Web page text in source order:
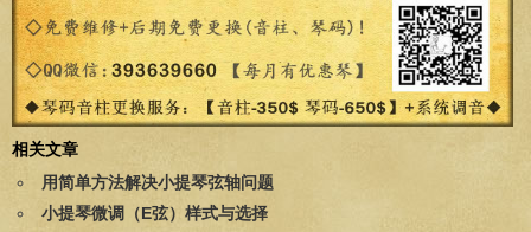
相关文章
用简单方法解决小提琴弦轴问题
小提琴微调（E弦）样式与选择